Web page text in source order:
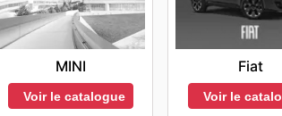
MINI
Voir le catalogue
Fiat
Voir le